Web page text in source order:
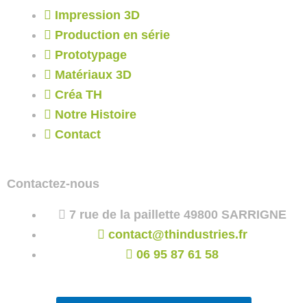
Impression 3D
Production en série
Prototypage
Matériaux 3D
Créa TH
Notre Histoire
Contact
Contactez-nous
7 rue de la paillette 49800 SARRIGNE
contact@thindustries.fr
06 95 87 61 58